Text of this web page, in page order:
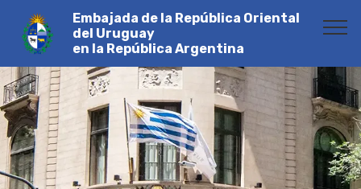
Embajada de la República Oriental
del Uruguay
en la República Argentina